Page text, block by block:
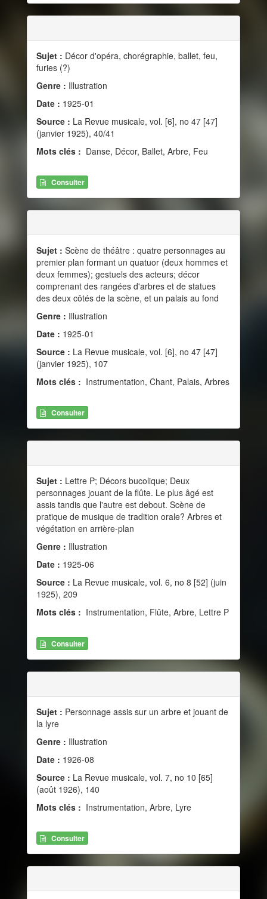
Sujet : Décor d'opéra, chorégraphie, ballet, feu,
furies (?)
Genre : Illustration
Date : 1925-01
Source : La Revue musicale, vol. [6], no 47 [47]
(janvier 1925), 40/41
Mots clés : Danse, Décor, Ballet, Arbre, Feu
Consulter
Sujet : Scène de théâtre : quatre personnages au
premier plan formant un quatuor (deux hommes et
deux femmes); gestuels des acteurs; décor
comprenant des rangées d'arbres et de statues
des deux côtés de la scène, et un palais au fond
Genre : Illustration
Date : 1925-01
Source : La Revue musicale, vol. [6], no 47 [47]
(janvier 1925), 107
Mots clés : Instrumentation, Chant, Palais, Arbres
Consulter
Sujet : Lettre P; Décors bucolique; Deux
personnages jouant de la flûte. Le plus âgé est
assis tandis que l'autre est debout. Scène de
pratique de musique de tradition orale? Arbres et
végétation en arrière-plan
Genre : Illustration
Date : 1925-06
Source : La Revue musicale, vol. 6, no 8 [52] (juin
1925), 209
Mots clés : Instrumentation, Flûte, Arbre, Lettre P
Consulter
Sujet : Personnage assis sur un arbre et jouant de
la lyre
Genre : Illustration
Date : 1926-08
Source : La Revue musicale, vol. 7, no 10 [65]
(août 1926), 140
Mots clés : Instrumentation, Arbre, Lyre
Consulter